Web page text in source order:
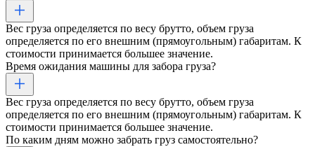
Вес груза определяется по весу брутто, объем груза
определяется по его внешним (прямоугольным) габаритам. К
стоимости принимается большее значение.
Время ожидания машины для забора груза?
Вес груза определяется по весу брутто, объем груза
определяется по его внешним (прямоугольным) габаритам. К
стоимости принимается большее значение.
По каким дням можно забрать груз самостоятельно?